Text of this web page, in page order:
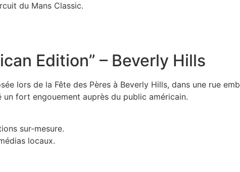
du Mans Classic.
Edition” – Beverly Hills
lors de la Fête des Pères à Beverly Hills, dans une rue
un fort engouement auprès du public américain.
sur-mesure.
locaux.